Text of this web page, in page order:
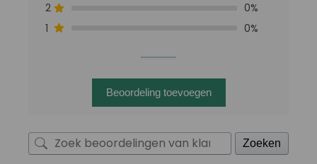
2
0%
1
0%
Beoordeling toevoegen
Zoeken